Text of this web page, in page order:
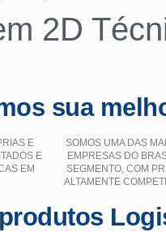
2D
sua
E
E
EM
SOMOS UMA DAS
EMPRESAS DO
SEGMENTO, COM
ALTAMENTE